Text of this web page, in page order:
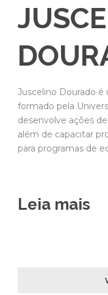
Juscelino Dourado
formado pela
desenvolve ações
além de capacitar
para programas de
Leia mais